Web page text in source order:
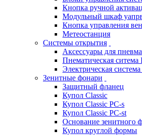
Кнопка ручной
Модульный шкаф
Кнопка управления
Метеостанция
Системы открытия
Аксессуары для
Пнематическая ситема
Электрическая
Зенитные фонари
Защитный фланец
Купол Classic
Купол Classic PC-s
Купол Classic PC-st
Основание зенитного
Купол круглой формы